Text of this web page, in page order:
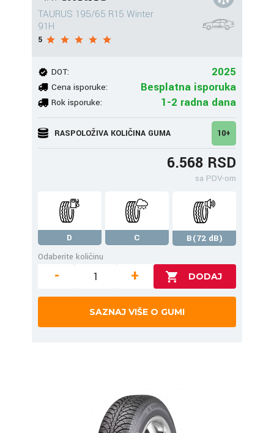
TAURUS 195/65 R15 Winter
91H
5
DOT: 2025
Cena isporuke: Besplatna isporuka
Rok isporuke: 1-2 radna dana
RASPOLOŽIVA KOLIČINA GUMA 10+
6.568 RSD
sa PDV-om
D C
B(72 dB)
Odaberite količinu
- +
SAZNAJ VIŠE O GUMI